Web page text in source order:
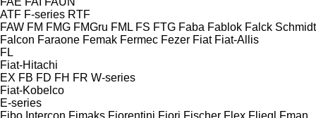
ATF F-series RTF
FAW FM FMG FMGru FML FS FTG Faba Fablok Falck Schmidt
Falcon Faraone Femak Fermec Fezer Fiat Fiat-Allis
FL
Fiat-Hitachi
EX FB FD FH FR W-series
Fiat-Kobelco
E-series
Fibo Intercon Fimaks Fiorentini Fiori Fischer Flex Fliegl Fman